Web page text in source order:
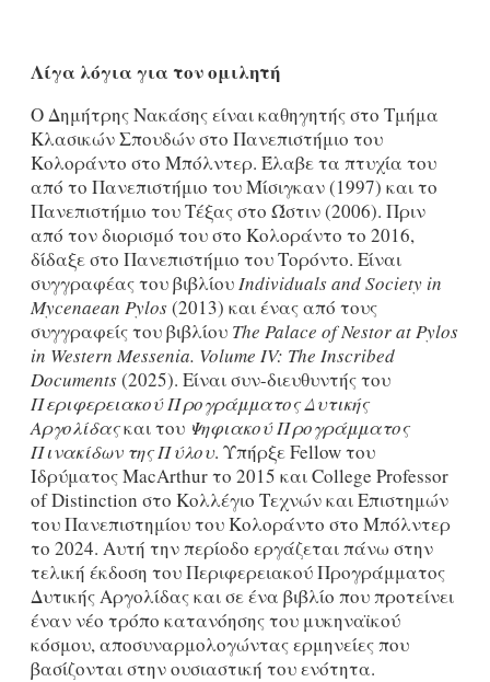
Λίγα λόγια για τον ομιλητή
Ο Δημήτρης Νακάσης είναι καθηγητής στο Τμήμα
Κλασικών Σπουδών στο Πανεπιστήμιο του
Κολοράντο στο Μπόλντερ. Έλαβε τα πτυχία του
από το Πανεπιστήμιο του Μίσιγκαν (1997) και το
Πανεπιστήμιο του Τέξας στο Ώστιν (2006). Πριν
από τον διορισμό του στο Κολοράντο το 2016,
δίδαξε στο Πανεπιστήμιο του Τορόντο. Είναι
συγγραφέας του βιβλίουIndividualsandSociety in
Mycenaean Pylos(2013) και ένας από τους
συγγραφείς του βιβλίου The Palace ofNestoratPylos
in Western Messenia. Volume IV: The Inscribed
Documents(2025). Είναι συν-διευθυντής του
Περιφερειακού Προγράμματος Δυτικής
Αργολίδαςκαι του Ψηφιακού Προγράμματος
Πινακίδων της Πύλου. Υπήρξε Fellow του
Ιδρύματος MacArthur το 2015 και College Professor
of Distinction στο Κολλέγιο Τεχνών και Επιστημών
του Πανεπιστημίου του Κολοράντο στο Μπόλντερ
το 2024. Αυτή την περίοδο εργάζεται πάνω στην
τελική έκδοση του Περιφερειακού Προγράμματος
Δυτικής Αργολίδας και σε ένα βιβλίο που προτείνει
έναν νέο τρόπο κατανόησης του μυκηναϊκού
κόσμου, αποσυναρμολογώντας ερμηνείες που
βασίζονται στην ουσιαστική του ενότητα.